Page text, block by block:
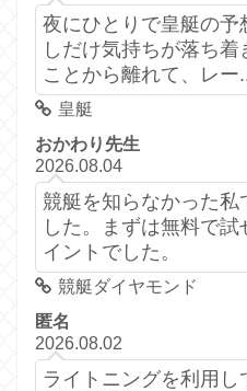
夜にひとりで皇艇の
しだけ気持ちが落ち
ことから離れて、レー
皇艇
おかわり先生
2026.08.04
競艇を知らなかった私
した。まずは無料で
イントでした。
競艇ダイヤモンド
匿名
2026.08.02
ライトニングを利用